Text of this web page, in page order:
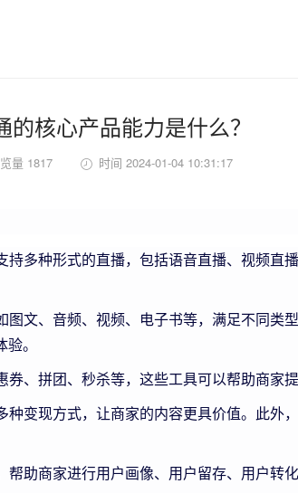
的核心产品能力是什么？
量 1817 时间 2024-01-04 10:31:17
持多种形式的直播，包括语音直播、视频直
图文、音频、视频、电子书等，满足不同类
。
、拼团、秒杀等，这些工具可以帮助商家
种变现方式，让商家的内容更具价值。此外
帮助商家进行用户画像、用户留存、用户转